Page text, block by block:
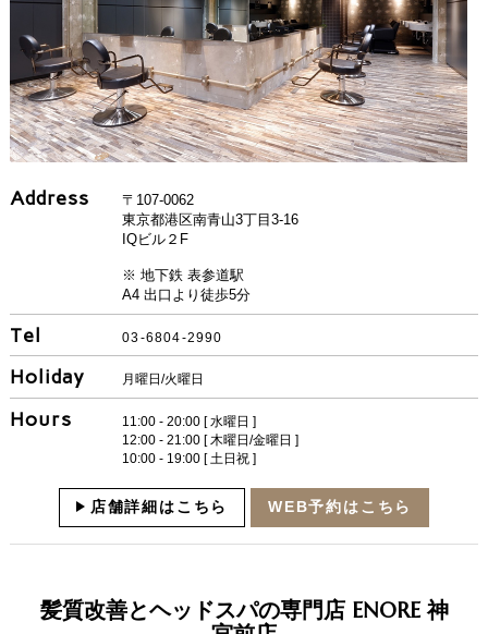
Address
〒107-0062
東京都港区南青山3丁目3-16
IQビル２F
※ 地下鉄 表参道駅
A4 出口より徒歩5分
Tel 03-6804-2990
Holiday 月曜日/火曜日
Hours
11:00 - 20:00 [ 水曜日 ]
12:00 - 21:00 [ 木曜日/金曜日 ]
10:00 - 19:00 [ 土日祝 ]
店舗詳細はこちら WEB予約はこちら
髪質改善とヘッドスパの専門店 ENORE 神